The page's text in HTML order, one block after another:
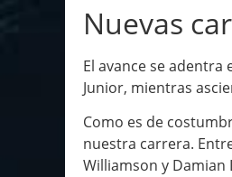
Nuevas
El avance se
Junior, mientras
Como es de
nuestra carrera.
Williamson y Damian